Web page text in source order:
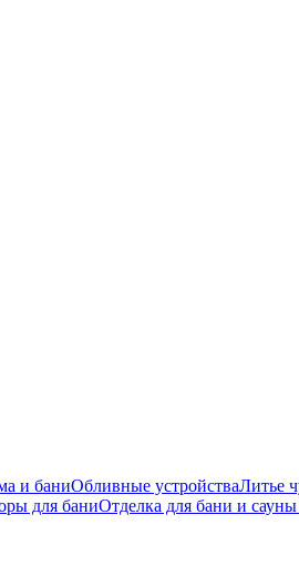
и баниОбливные устройстваЛитье
для баниОтделка для бани и сауны